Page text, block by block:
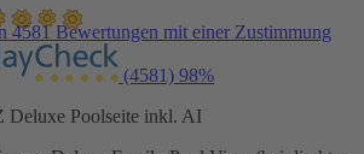
4581 Bewertungen mit einer Zustimmung
(4581) 98%
Deluxe Poolseite inkl. AI